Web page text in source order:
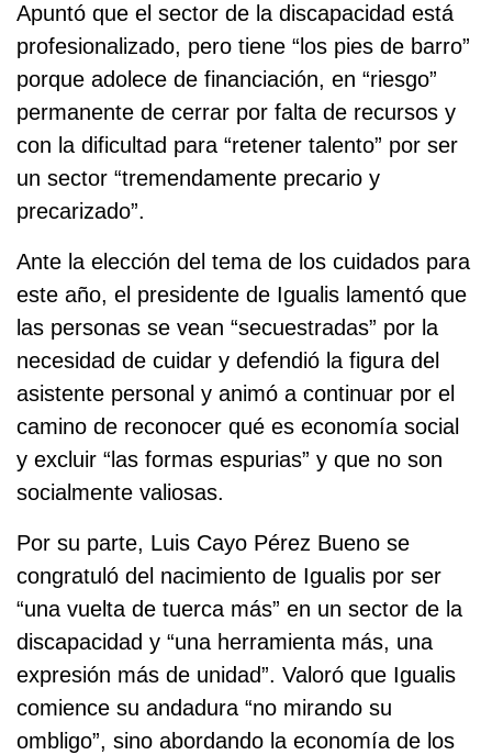
Apuntó que el sector de la discapacidad está
profesionalizado, pero tiene “los pies de barro”
porque adolece de financiación, en “riesgo”
permanente de cerrar por falta de recursos y
con la dificultad para “retener talento” por ser
un sector “tremendamente precario y
precarizado”.
Ante la elección del tema de los cuidados para
este año, el presidente de Igualis lamentó que
las personas se vean “secuestradas” por la
necesidad de cuidar y defendió la figura del
asistente personal y animó a continuar por el
camino de reconocer qué es economía social
y excluir “las formas espurias” y que no son
socialmente valiosas.
Por su parte, Luis Cayo Pérez Bueno se
congratuló del nacimiento de Igualis por ser
“una vuelta de tuerca más” en un sector de la
discapacidad y “una herramienta más, una
expresión más de unidad”. Valoró que Igualis
comience su andadura “no mirando su
ombligo”, sino abordando la economía de los